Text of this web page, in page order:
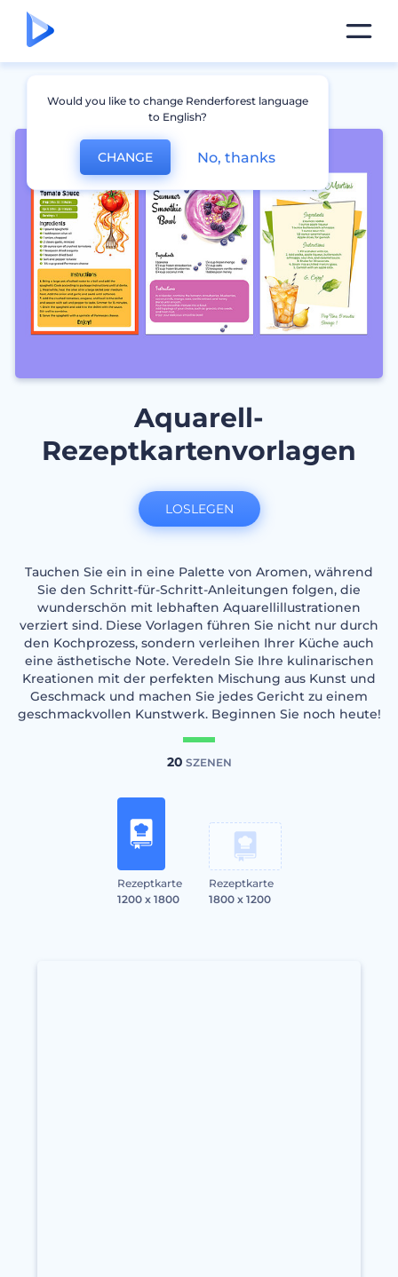
Aquarell-
Rezeptkartenvorlagen
Tauchen Sie ein in eine Palette von Aromen, während
Sie den Schritt-für-Schritt-Anleitungen folgen, die
wunderschön mit lebhaften Aquarellillustrationen
verziert sind. Diese Vorlagen führen Sie nicht nur durch
den Kochprozess, sondern verleihen Ihrer Küche auch
eine ästhetische Note. Veredeln Sie Ihre kulinarischen
Kreationen mit der perfekten Mischung aus Kunst und
Geschmack und machen Sie jedes Gericht zu einem
geschmackvollen Kunstwerk. Beginnen Sie noch heute!
20 SZENEN
Rezeptkarte
1200 x 1800
Rezeptkarte
1800 x 1200
LOSLEGEN
Would you like to change Renderforest language
to English?
CHANGE No, thanks